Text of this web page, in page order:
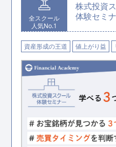
将来のために資産を増やし
い
お金の教養講座の詳細を
全スクール
人気No.1
株式投資
体験セミ
資産形成の王道 値上がり益